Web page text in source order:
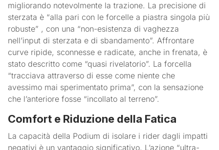
migliorando notevolmente la trazione. La precisione di
sterzata è “alla pari con le forcelle a piastra singola più
robuste” , con una “non-esistenza di vaghezza
nell’input di sterzata e di sbandamento”. Affrontare
curve ripide, sconnesse e radicate, anche in frenata, è
stato descritto come “quasi rivelatorio”. La forcella
“tracciava attraverso di esse come niente che
avessimo mai sperimentato prima”, con la sensazione
che l’anteriore fosse “incollato al terreno”.
Comfort e Riduzione della Fatica
La capacità della Podium di isolare i rider dagli impatti
negativi è un vantaggio significativo. L’azione “ultra-